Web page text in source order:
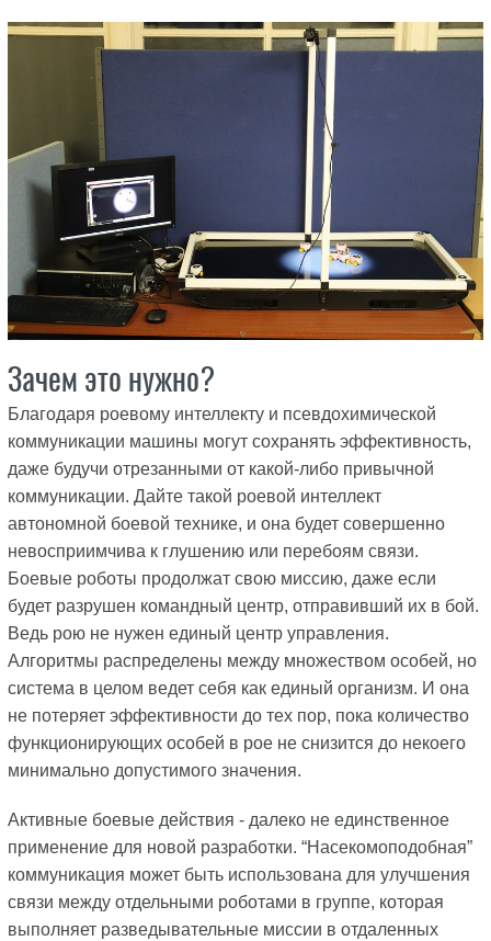
Зачем это нужно?
Благодаря роевому интеллекту и псевдохимической
коммуникации машины могут сохранять эффективность,
даже будучи отрезанными от какой-либо привычной
коммуникации. Дайте такой роевой интеллект
автономной боевой технике, и она будет совершенно
невосприимчива к глушению или перебоям связи.
Боевые роботы продолжат свою миссию, даже если
будет разрушен командный центр, отправивший их в бой.
Ведь рою не нужен единый центр управления.
Алгоритмы распределены между множеством особей, но
система в целом ведет себя как единый организм. И она
не потеряет эффективности до тех пор, пока количество
функционирующих особей в рое не снизится до некоего
минимально допустимого значения.
Активные боевые действия - далеко не единственное
применение для новой разработки. “Насекомоподобная”
коммуникация может быть использована для улучшения
связи между отдельными роботами в группе, которая
выполняет разведывательные миссии в отдаленных